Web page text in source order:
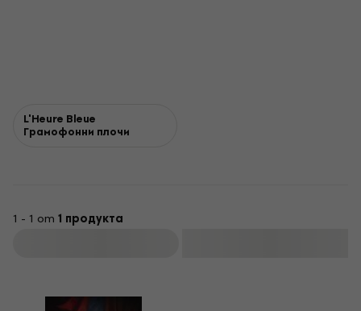
L'Heure Bleue
Грамофонни плочи
1 - 1 от 1 продукта